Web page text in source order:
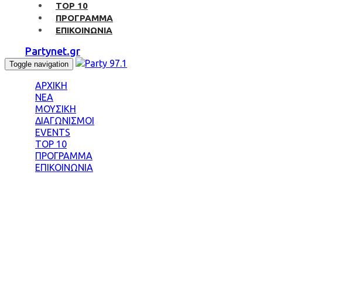
TOP 10
ΠΡΟΓΡΑΜΜΑ
ΕΠΙΚΟΙΝΩΝΙΑ
Partynet.gr
Toggle navigation
ΑΡΧΙΚΗ
ΝΕΑ
ΜΟΥΣΙΚΗ
ΔΙΑΓΩΝΙΣΜΟΙ
EVENTS
TOP 10
ΠΡΟΓΡΑΜΜΑ
ΕΠΙΚΟΙΝΩΝΙΑ